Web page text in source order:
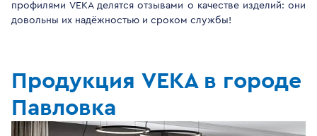
профилями VEKA делятся отзывами о качестве изделий: они
довольны их надёжностью и сроком службы!
Продукция VEKA в городе
Павловка